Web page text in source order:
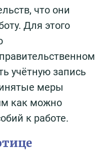
что они
Для этого
учётную запись
меры
как можно
к работе.